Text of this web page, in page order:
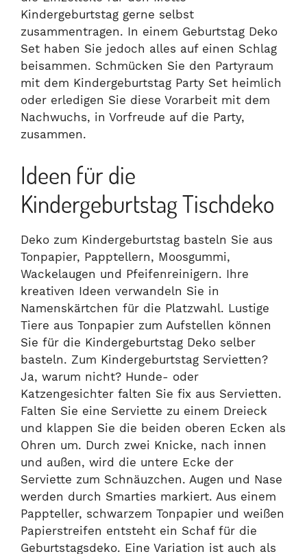
Kindergeburtstag gerne selbst
zusammentragen. In einem Geburtstag Deko
Set haben Sie jedoch alles auf einen Schlag
beisammen. Schmücken Sie den Partyraum
mit dem Kindergeburtstag Party Set heimlich
oder erledigen Sie diese Vorarbeit mit dem
Nachwuchs, in Vorfreude auf die Party,
zusammen.
Ideen für die
Kindergeburtstag Tischdeko
Deko zum Kindergeburtstag basteln Sie aus
Tonpapier, Papptellern, Moosgummi,
Wackelaugen und Pfeifenreinigern. Ihre
kreativen Ideen verwandeln Sie in
Namenskärtchen für die Platzwahl. Lustige
Tiere aus Tonpapier zum Aufstellen können
Sie für die Kindergeburtstag Deko selber
basteln. Zum Kindergeburtstag Servietten?
Ja, warum nicht? Hunde- oder
Katzengesichter falten Sie fix aus Servietten.
Falten Sie eine Serviette zu einem Dreieck
und klappen Sie die beiden oberen Ecken als
Ohren um. Durch zwei Knicke, nach innen
und außen, wird die untere Ecke der
Serviette zum Schnäuzchen. Augen und Nase
werden durch Smarties markiert. Aus einem
Pappteller, schwarzem Tonpapier und weißen
Papierstreifen entsteht ein Schaf für die
Geburtstagsdeko. Eine Variation ist auch als